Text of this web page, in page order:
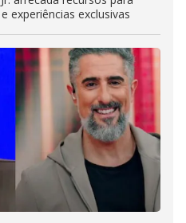
experiências exclusivas